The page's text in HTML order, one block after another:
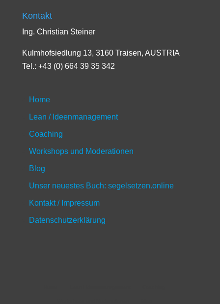
Kontakt
Ing. Christian Steiner
Kulmhofsiedlung 13, 3160 Traisen, AUSTRIA
Tel.: +43 (0) 664 39 35 342
Home
Lean / Ideenmanagement
Coaching
Workshops und Moderationen
Blog
Unser neuestes Buch: segelsetzen.online
Kontakt / Impressum
Datenschutzerklärung